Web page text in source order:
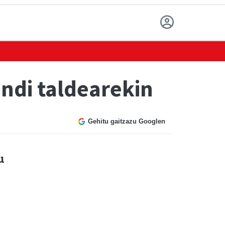
taldearekin
Gehitu gaitzazu Googlen